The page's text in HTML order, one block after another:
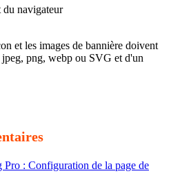
et les images de bannière doivent
png, webp ou SVG et d'un
: Configuration de la page de